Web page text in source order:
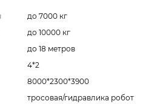
до 7000 кг
до 10000 кг
до 18 метров
4*2
8000*2300*3900
тросовая/гидравлика робот